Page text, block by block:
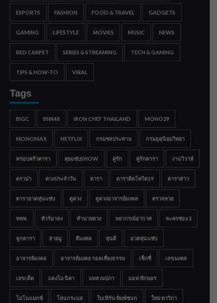
ESPORTS FASHION FOOD & TRAVEL GADGETS
GAMING LIFESTYLE MOVIES MUSIC NEWS
RED CARPET SERIES & STREAMING TECH & GAMING
TIPS & HOW-TO VIRAL
Tags
BIGC BNK48 IRON CHEF THAILAND MONO29
MONOMAX NETFLIX กรมชลประทาน กรมอุตุนิยมวิทยา
ครอบครัวดารา คุยแซ่บSHOW คู่รัก คู่รักดารา งานวิวาห์
ดราม่า ดวงประจำวัน ดารา ดาราติดโควิด19 ดาราสาว
ดาราอวดหุ่นแซ่บ ดูดวง ดูดวงอาจารย์มงคล ตรวจหวย
ททท. ทัวร์มาลง ทำนายดวง พยากรณ์อากาศ ละครช่อง 3
ลูกดารา สายมู สีมงคล หุ่นดี อวดหุ่นแซ่บ
อาจารย์มงคล อาจารย์มงคล รอดเที่ยงธรรม เซ็กซี่ เลขมงคล
เลขเด็ด แตงโม นิดา แพท ณปภา แอฟ ทักษอร
โมโนแมกซ์ โหนกระแส ใบเฟิร์น พิมพ์ชนก ใหม่ ดาวิกา